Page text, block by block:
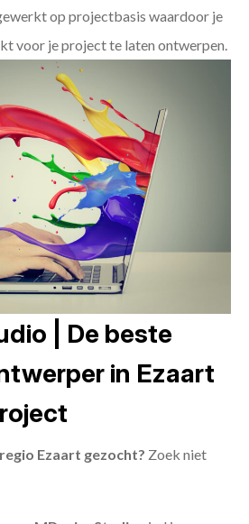
op projectbasis waardoor je
voor je project te laten ontwerpen.
| De beste
in Ezaart
Ezaart gezocht? Zoek niet